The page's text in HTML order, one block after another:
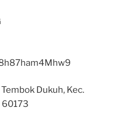
Dukuh, Kec.
60173